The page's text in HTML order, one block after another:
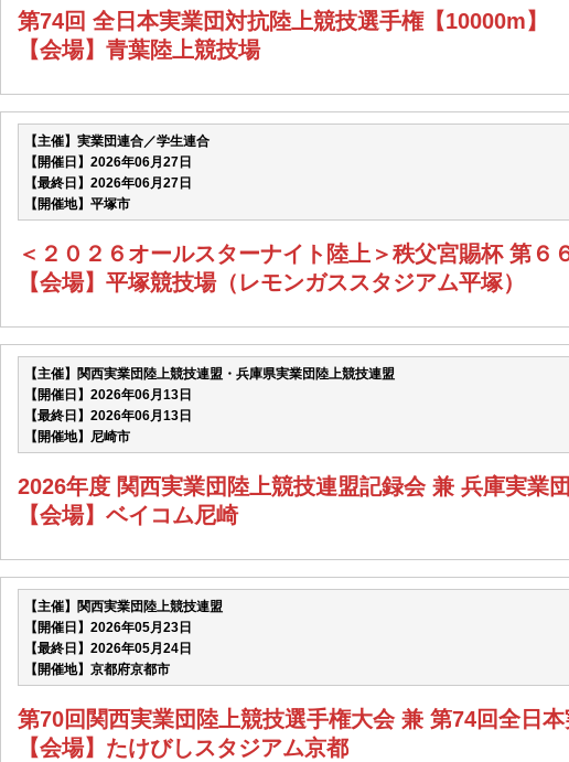
第74回 全日本実業団対抗陸上競技選手権【10000m】
【会場】青葉陸上競技場
【主催】実業団連合／学生連合
【開催日】2026年06月27日
【最終日】2026年06月27日
【開催地】平塚市
＜２０２６オールスターナイト陸上＞秩父宮賜杯 第６
【会場】平塚競技場（レモンガススタジアム平塚）
【主催】関西実業団陸上競技連盟・兵庫県実業団陸上競技連盟
【開催日】2026年06月13日
【最終日】2026年06月13日
【開催地】尼崎市
2026年度 関西実業団陸上競技連盟記録会 兼 兵庫実業
【会場】ベイコム尼崎
【主催】関西実業団陸上競技連盟
【開催日】2026年05月23日
【最終日】2026年05月24日
【開催地】京都府京都市
第70回関西実業団陸上競技選手権大会 兼 第74回全日
【会場】たけびしスタジアム京都